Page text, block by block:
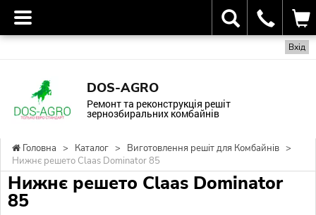
Вхід
DOS-AGRO
Ремонт та реконструкція решіт
зернозбиральних комбайнів
Головна > Каталог > Виготовлення решіт для Комбайнів >
Нижнє решето Claas Dominator 85
Нижнє решето Claas Dominator
85